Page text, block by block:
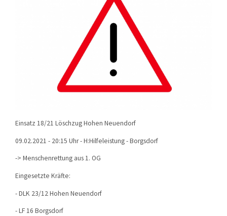
Einsatz 18/21 Löschzug Hohen Neuendorf
09.02.2021 - 20:15 Uhr - H:Hilfeleistung - Borgsdorf
-> Menschenrettung aus 1. OG
Eingesetzte Kräfte:
- DLK 23/12 Hohen Neuendorf
- LF 16 Borgsdorf